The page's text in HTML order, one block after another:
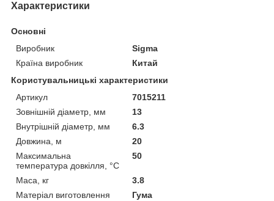
Характеристики
Основні
Виробник
Sigma
Країна виробник
Китай
Користувальницькі характеристики
Артикул
7015211
Зовнішній діаметр, мм
13
Внутрішній діаметр, мм
6.3
Довжина, м
20
Максимальна
температура довкілля, °C
50
Маса, кг
3.8
Матеріал виготовлення
Гума